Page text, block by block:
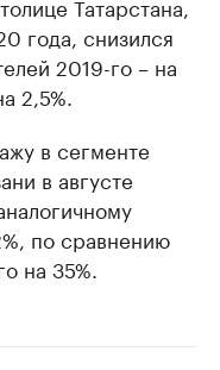
года, снизился
2019-го – на
2,5%.
в сегменте
в августе
по сравнению
на 35%.